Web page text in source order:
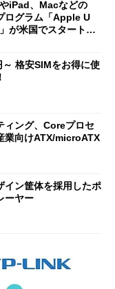
iPad、Macなどの
ログラム「Apple U
が米国でスタート／
... 格安SIMをお得に使
ィング、Coreプロセ
業向けATX/microATX
イン筐体を採用したポ
ーヤー